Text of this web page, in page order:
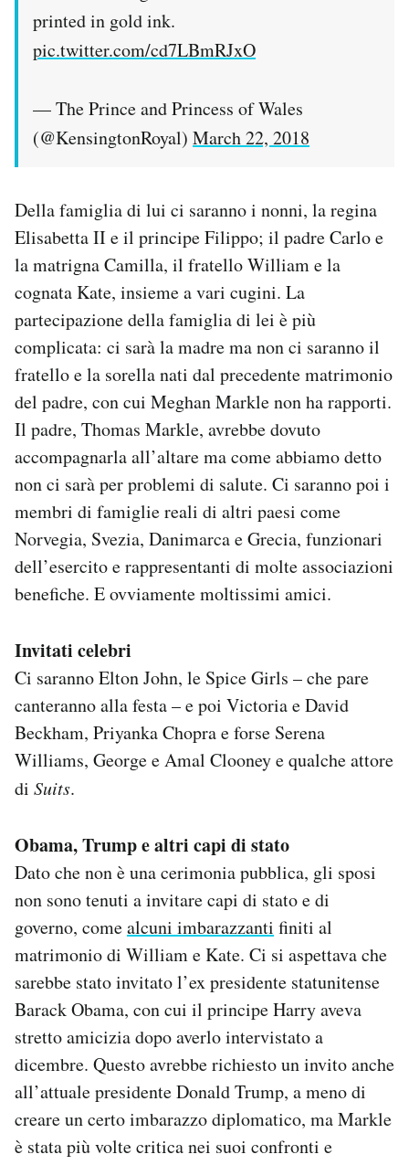
printed in gold ink.
pic.twitter.com/cd7LBmRJxO
— The Prince and Princess of Wales
(@KensingtonRoyal) March 22, 2018
Della famiglia di lui ci saranno i nonni, la regina
Elisabetta II e il principe Filippo; il padre Carlo e
la matrigna Camilla, il fratello William e la
cognata Kate, insieme a vari cugini. La
partecipazione della famiglia di lei è più
complicata: ci sarà la madre ma non ci saranno il
fratello e la sorella nati dal precedente matrimonio
del padre, con cui Meghan Markle non ha rapporti.
Il padre, Thomas Markle, avrebbe dovuto
accompagnarla all’altare ma come abbiamo detto
non ci sarà per problemi di salute. Ci saranno poi i
membri di famiglie reali di altri paesi come
Norvegia, Svezia, Danimarca e Grecia, funzionari
dell’esercito e rappresentanti di molte associazioni
benefiche. E ovviamente moltissimi amici.
Invitati celebri
Ci saranno Elton John, le Spice Girls – che pare
canteranno alla festa – e poi Victoria e David
Beckham, Priyanka Chopra e forse Serena
Williams, George e Amal Clooney e qualche attore
di Suits.
Obama, Trump e altri capi di stato
Dato che non è una cerimonia pubblica, gli sposi
non sono tenuti a invitare capi di stato e di
governo, comealcuni imbarazzanti finiti al
matrimonio di William e Kate. Ci si aspettava che
sarebbe stato invitato l’ex presidente statunitense
Barack Obama, con cui il principe Harry aveva
stretto amicizia dopo averlo intervistato a
dicembre. Questo avrebbe richiesto un invito anche
all’attuale presidente Donald Trump, a meno di
creare un certo imbarazzo diplomatico, ma Markle
è stata più volte critica nei suoi confronti e